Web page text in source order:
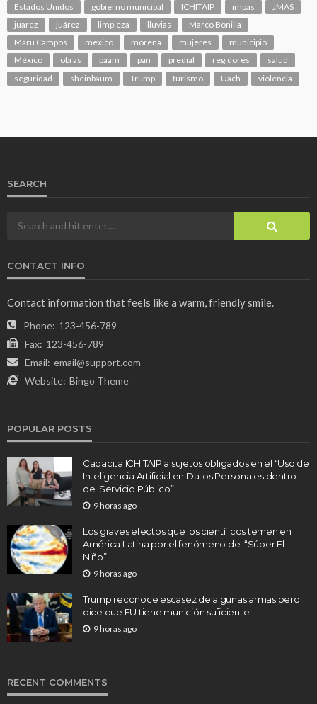
Estados Unidos
gobierno municipal ICHITAIP impas
JMAS
juarez
juárez limpieza lluvias
Marco Bonilla
Maru Campos
mexico morena mujeres
municipio
México
obras paam pan predial regidores
salud
seguridad
sheinbaum Trump turismo Uach violencia
SEARCH
CONTACT INFO
Contact information that feels like a warm, friendly smile.
Phone: 123-456-789
Fax: 123-456-789
Email: email@support.com
Website: Bingo Theme
POPULAR POSTS
Capacita ICHITAIP a sujetos obligados en el “Uso de
Inteligencia Artificial en Datos Personales dentro
del Servicio Público”.
9 horas ago
Los graves efectos que los científicos temen en
América Latina por el fenómeno del “Súper El
Niño”.
9 horas ago
Trump reconoce escasez de algunas armas pero
dice que EU tiene munición suficiente.
9 horas ago
RECENT COMMENTS